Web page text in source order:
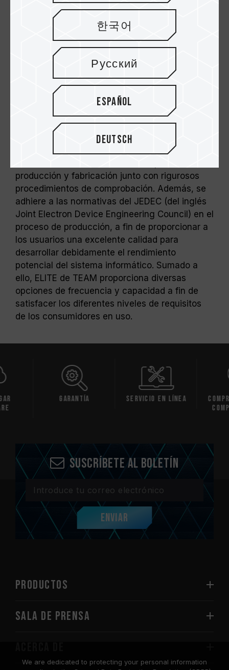
Proporciona diversas opciones de
frecuencia y capacidad
TEAMGROUP Inc. mantiene el principio de
calidad coherente de TEAMGROUP e insiste en
la implementación de circuitos integrados de
producción y fabricación junto con rigurosos
procedimientos de comprobación. Además, se
adhiere a las normativas del JEDEC (del inglés
Joint Electron Device Engineering Council) en el
proceso de producción, a fin de proporcionar a
los usuarios una excelente calidad para
desarrollar debidamente el rendimiento
potencial del sistema informático. Sumado a
ello, ELITE de TEAM proporciona diversas
opciones de frecuencia y capacidad a fin de
satisfacer los diferentes niveles de requisitos
de los consumidores en uso.
Garantía Servicio en línea
Suscríbete al boletín
Enviar
PRODUCTOS
Sala de prensa
한국어
Русский
Español
Deutsch
We are dedicated to protecting your personal information